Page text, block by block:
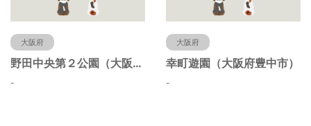
大阪府
野田中央第２公園（大阪府豊中市）
-
大阪府
幸町遊園（大阪府豊中市）
-